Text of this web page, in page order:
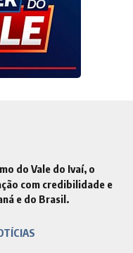
do Vale do Ivaí, o
com credibilidade e
e do Brasil.